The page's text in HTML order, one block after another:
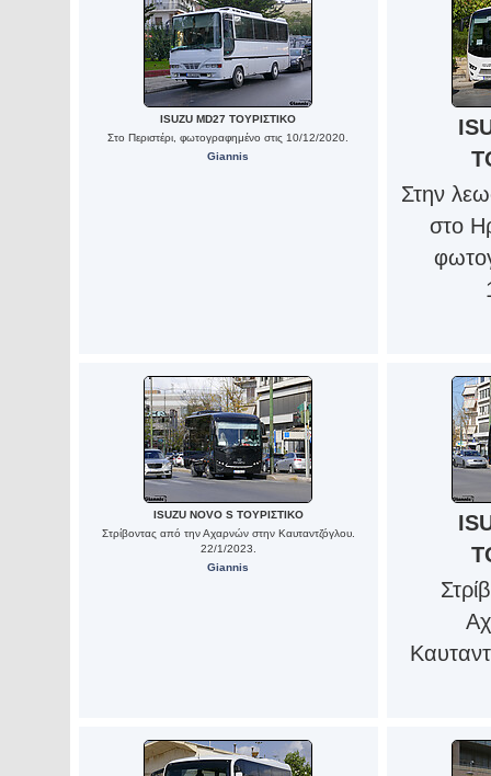
ISUZU MD27 ΤΟΥΡΙΣΤΙΚΟ
Στο Περιστέρι, φωτογραφημένο στις 10/12/2020.
Giannis
Στην
στο
ISUZU NOVO S ΤΟΥΡΙΣΤΙΚΟ
Στρίβοντας από την Αχαρνών στην Καυταντζόγλου.
22/1/2023.
Giannis